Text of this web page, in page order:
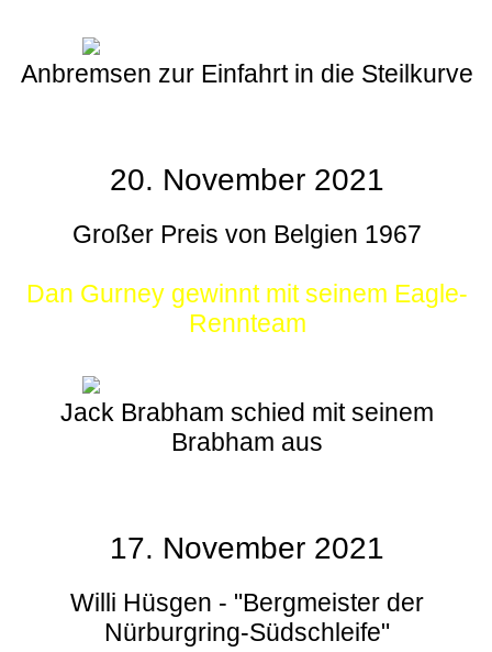
Anbremsen zur Einfahrt in die Steilkurve
20. November 2021
Großer Preis von Belgien 1967
Dan Gurney gewinnt mit seinem Eagle-
Rennteam
Jack Brabham schied mit seinem
Brabham aus
17. November 2021
Willi Hüsgen - "Bergmeister der
Nürburgring-Südschleife"